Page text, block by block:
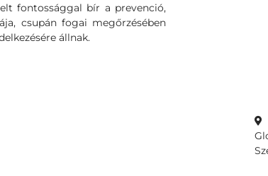
fontossággal bír a prevenció,
csupán fogai megőrzésében
állnak.